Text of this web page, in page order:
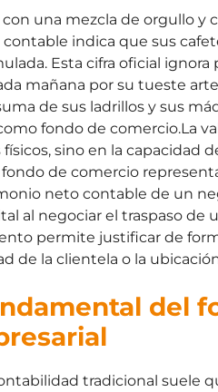
una mezcla de orgullo y
indica que sus
Esta cifra oficial
mañana por su tueste
de sus ladrillos y sus
fondo de comercio.La
sino en la capacidad
de comercio
neto contable de un
al negociar el traspaso de
permite justificar de
de la clientela o la
del
tradicional suele